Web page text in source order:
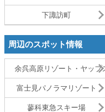
下諏訪町
周辺のスポット情報
余呉高原リゾート・ヤップ
富士見パノラマリゾート
蓼科東急スキー場